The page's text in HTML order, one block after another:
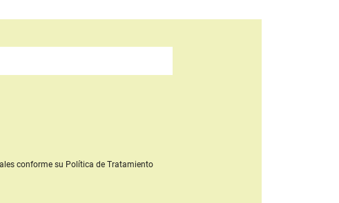
conforme su Política de Tratamiento